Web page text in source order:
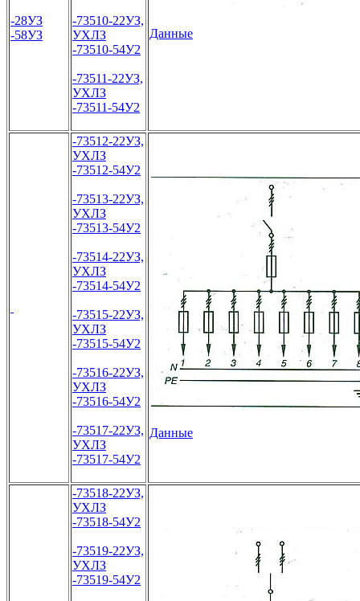
-28УЗ
-58УЗ
-73510-22УЗ,
УХЛЗ
-73510-54У2
-73511-22УЗ,
УХЛЗ
-73511-54У2
Данные
-73512-22УЗ,
УХЛЗ
-73512-54У2
-73513-22УЗ,
УХЛЗ
-73513-54У2
-73514-22УЗ,
УХЛЗ
-73514-54У2
-73515-22УЗ,
УХЛЗ
-73515-54У2
-73516-22УЗ,
УХЛЗ
-73516-54У2
-73517-22УЗ,
УХЛЗ
-73517-54У2
Данные
-73518-22УЗ,
УХЛЗ
-73518-54У2
-73519-22УЗ,
УХЛЗ
-73519-54У2